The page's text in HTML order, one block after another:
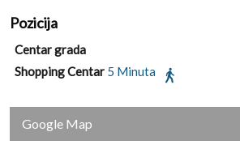
Pozicija
Centar grada
Shopping Centar 5 Minuta
Google Map